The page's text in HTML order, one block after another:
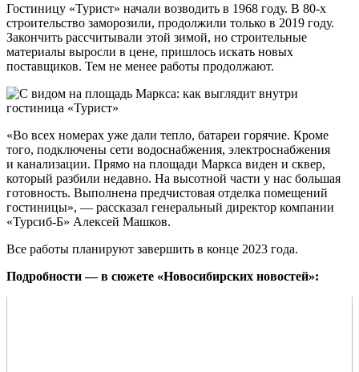
Гостиницу «Турист» начали возводить в 1968 году. В 80-х
строительство заморозили, продолжили только в 2019 году.
Закончить рассчитывали этой зимой, но строительные
материалы выросли в цене, пришлось искать новых
поставщиков. Тем не менее работы продолжают.
«Во всех номерах уже дали тепло, батареи горячие. Кроме
того, подключены сети водоснабжения, электроснабжения
и канализации. Прямо на площади Маркса виден и сквер,
который разбили недавно. На высотной части у нас большая
готовность. Выполнена предчистовая отделка помещений
гостиницы», — рассказал генеральный директор компании
«Турсиб-Б» Алексей Машков.
Все работы планируют завершить в конце 2023 года.
Подробности — в сюжете «Новосибирских новостей»: